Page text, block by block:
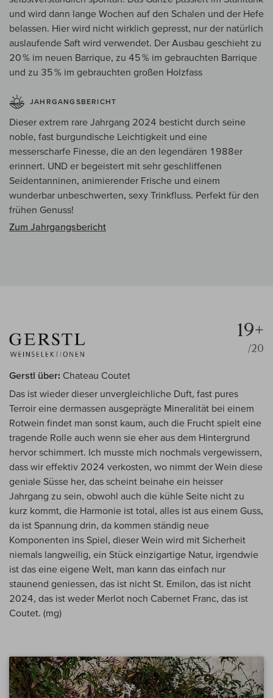
und wird dann lange Wochen auf den Schalen und der Hefe
belassen. Hier wird nicht wirklich gepresst, nur der natürlich
auslaufende Saft wird verwendet. Der Ausbau geschieht zu
20 % im neuen Barrique, zu 45 % im gebrauchten Barrique
und zu 35 % im gebrauchten großen Holzfass
JAHRGANGSBERICHT
Dieser extrem rare Jahrgang 2024 besticht durch seine
noble, fast burgundische Leichtigkeit und eine
messerscharfe Finesse, die an den legendären 1988er
erinnert. UND er begeistert mit sehr geschliffenen
Seidentanninen, animierender Frische und einem
wunderbar unbeschwerten, sexy Trinkfluss. Perfekt für den
frühen Genuss!
Zum Jahrgangsbericht
19+
/20
Gerstl über: Chateau Coutet
Das ist wieder dieser unvergleichliche Duft, fast pures
Terroir eine dermassen ausgeprägte Mineralität bei einem
Rotwein findet man sonst kaum, auch die Frucht spielt eine
tragende Rolle auch wenn sie eher aus dem Hintergrund
hervor schimmert. Ich musste mich nochmals vergewissern,
dass wir effektiv 2024 verkosten, wo nimmt der Wein diese
geniale Süsse her, das scheint beinahe ein heisser
Jahrgang zu sein, obwohl auch die kühle Seite nicht zu
kurz kommt, die Harmonie ist total, alles ist aus einem Guss,
da ist Spannung drin, da kommen ständig neue
Komponenten ins Spiel, dieser Wein wird mit Sicherheit
niemals langweilig, ein Stück einzigartige Natur, irgendwie
ist das eine eigene Welt, man kann das einfach nur
staunend geniessen, das ist nicht St. Emilon, das ist nicht
2024, das ist weder Merlot noch Cabernet Franc, das ist
Coutet. (mg)